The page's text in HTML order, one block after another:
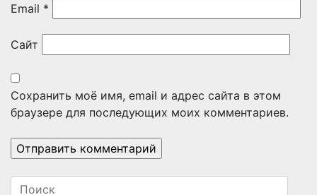
Email *
Сайт
Сохранить моё имя, email и адрес сайта в этом
браузере для последующих моих комментариев.